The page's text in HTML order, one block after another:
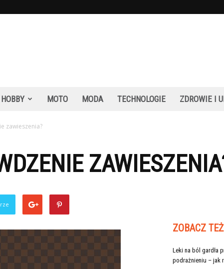
MOTO MODA TECHNOLOGIE ZDROWIE I
zawieszenia?
ZOBACZ TEŻ
Leki na ból gardła
podrażnieniu – jak